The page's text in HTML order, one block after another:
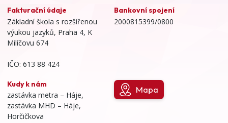
Fakturační údaje
Základní škola s rozšířenou
výukou jazyků, Praha 4, K
Milíčovu 674
IČO: 613 88 424
Bankovní spojení
2000815399/0800
Kudy k nám
zastávka metra – Háje,
zastávka MHD – Háje,
Horčičkova
Mapa